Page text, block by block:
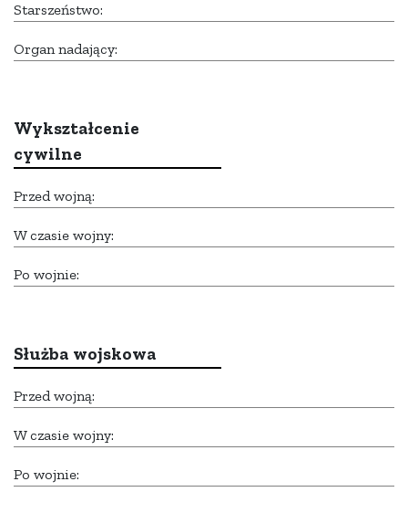
Starszeństwo:
Organ nadający:
Wykształcenie
cywilne
Przed wojną:
W czasie wojny:
Po wojnie:
Służba wojskowa
Przed wojną:
W czasie wojny:
Po wojnie: